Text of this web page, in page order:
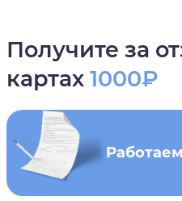
Получите за
картах 1000₽